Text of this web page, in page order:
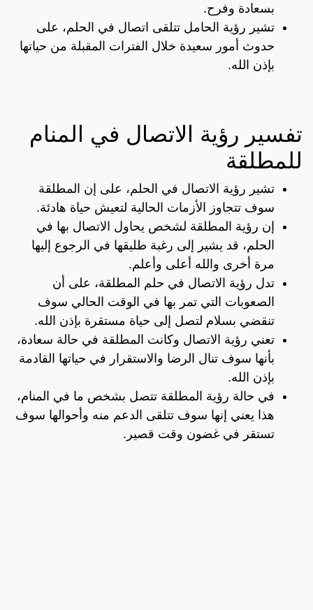
بسعادة وفرح.
تشير رؤية الحامل تتلقى اتصال في الحلم، على
حدوث أمور سعيدة خلال الفترات المقبلة من حياتها
بإذن الله.
تفسير رؤية الاتصال في المنام
للمطلقة
تشير رؤية الاتصال في الحلم، على إن المطلقة
سوف تتجاوز الأزمات الحالية لتعيش حياة هادئة.
إن رؤية المطلقة لشخص يحاول الاتصال بها في
الحلم، قد يشير إلى رغبة طليقها في الرجوع إليها
مرة أخرى والله أعلى وأعلم.
تدل رؤية الاتصال في حلم المطلقة، على أن
الصعوبات التي تمر بها في الوقت الحالي سوف
تنقضي بسلام لتصل إلى حياة مستقرة بإذن الله.
تعني رؤية الاتصال وكانت المطلقة في حالة سعادة،
بأنها سوف تنال الرضا والاستقرار في حياتها القادمة
بإذن الله.
في حالة رؤية المطلقة تتصل بشخص ما في المنام،
هذا يعني إنها سوف تتلقى الدعم منه وأحوالها سوف
تستقر في غضون وقت قصير.